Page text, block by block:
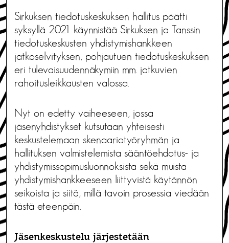
Sirkuksen tiedotuskeskuksen hallitus päätti
syksyllä 2021 käynnistää Sirkuksen ja Tanssin
tiedotuskeskusten yhdistymishankkeen
jatkoselvityksen, pohjautuen tiedotuskeskuksen
eri tulevaisuudennäkymiin mm. jatkuvien
rahoitusleikkausten valossa.
Nyt on edetty vaiheeseen, jossa
jäsenyhdistykset kutsutaan yhteisesti
keskustelemaan skenaariotyöryhmän ja
hallituksen valmistelemista sääntöehdotus- ja
yhdistymissopimusluonnoksista sekä muista
yhdistymishankkeeseen liittyvistä käytännön
seikoista ja siitä, millä tavoin prosessia viedään
tästä eteenpäin.
Jäsenkeskustelu järjestetään